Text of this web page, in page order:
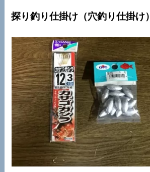
探り釣り仕掛け（穴釣り仕掛け）